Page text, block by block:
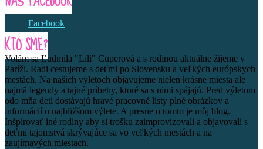
Facebook
KTO SME?
Volám sa Ľudmila "Lili" Cuperová a s rodinou aktuálne žijeme v
Paríži. Radi cestujeme s deťmi po Slovensku a veľkých európskych
mestách. Na našich výletoch objavujeme nielen krásne miesta ale
najmä legendy a tajné príbehy, ktoré sa s nimi spájajú. Pred výletom
odo mňa deti dostávajú hravé pracovné listy plné obrázkov a
informácií o najbližšom výlete. A presne o tomto je môj blog.
Inšpirovať iné rodiny aby si trošku zaimprovizovali a objavovali s
deťmi tajomstvá skrývajúce sa vo veľkých mestách a na
zaujímavých miestach.